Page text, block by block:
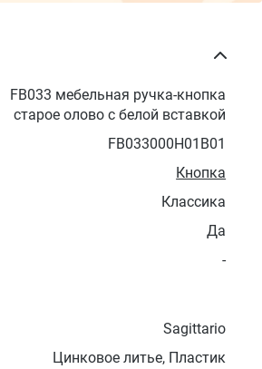
FB033 мебельная ручка-кнопка
старое олово с белой вставкой
FB033000H01B01
Кнопка
Классика
Да
-
Sagittario
Цинковое литье, Пластик